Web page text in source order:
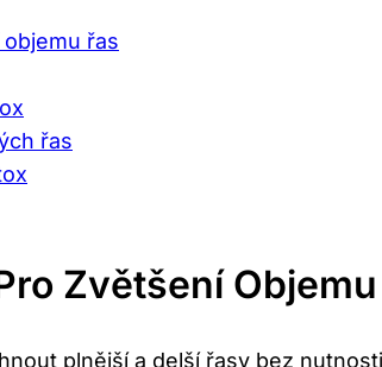
řas
řas
Zvětšení Objemu
plnější a delší řasy bez